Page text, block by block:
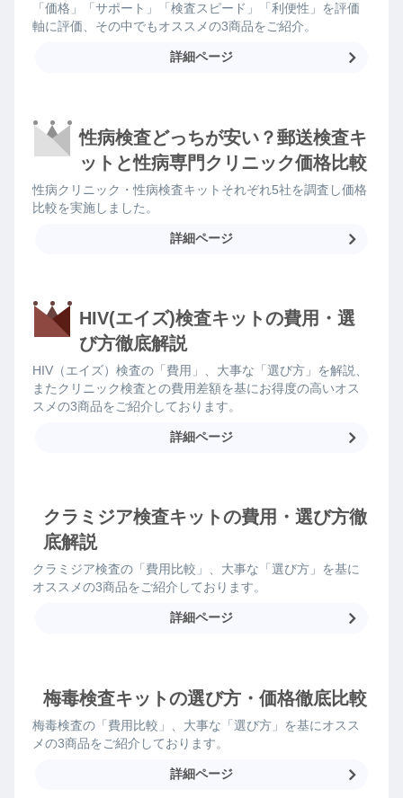
「価格」「サポート」「検査スピード」「利便性」を評価
軸に評価、その中でもオススメの3商品をご紹介。
詳細ページ
性病検査どっちが安い？郵送検査キ
ットと性病専門クリニック価格比較
性病クリニック・性病検査キットそれぞれ5社を調査し価格
比較を実施しました。
詳細ページ
HIV(エイズ)検査キットの費用・選
び方徹底解説
HIV（エイズ）検査の「費用」、大事な「選び方」を解説、
またクリニック検査との費用差額を基にお得度の高いオス
スメの3商品をご紹介しております。
詳細ページ
クラミジア検査キットの費用・選び方徹
底解説
クラミジア検査の「費用比較」、大事な「選び方」を基に
オススメの3商品をご紹介しております。
詳細ページ
梅毒検査キットの選び方・価格徹底比較
梅毒検査の「費用比較」、大事な「選び方」を基にオスス
メの3商品をご紹介しております。
詳細ページ